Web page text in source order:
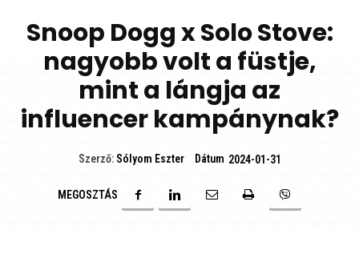
Snoop Dogg x Solo Stove:
nagyobb volt a füstje,
mint a lángja az
influencer kampánynak?
Szerző: Sólyom Eszter Dátum 2024-01-31
MEGOSZTÁS